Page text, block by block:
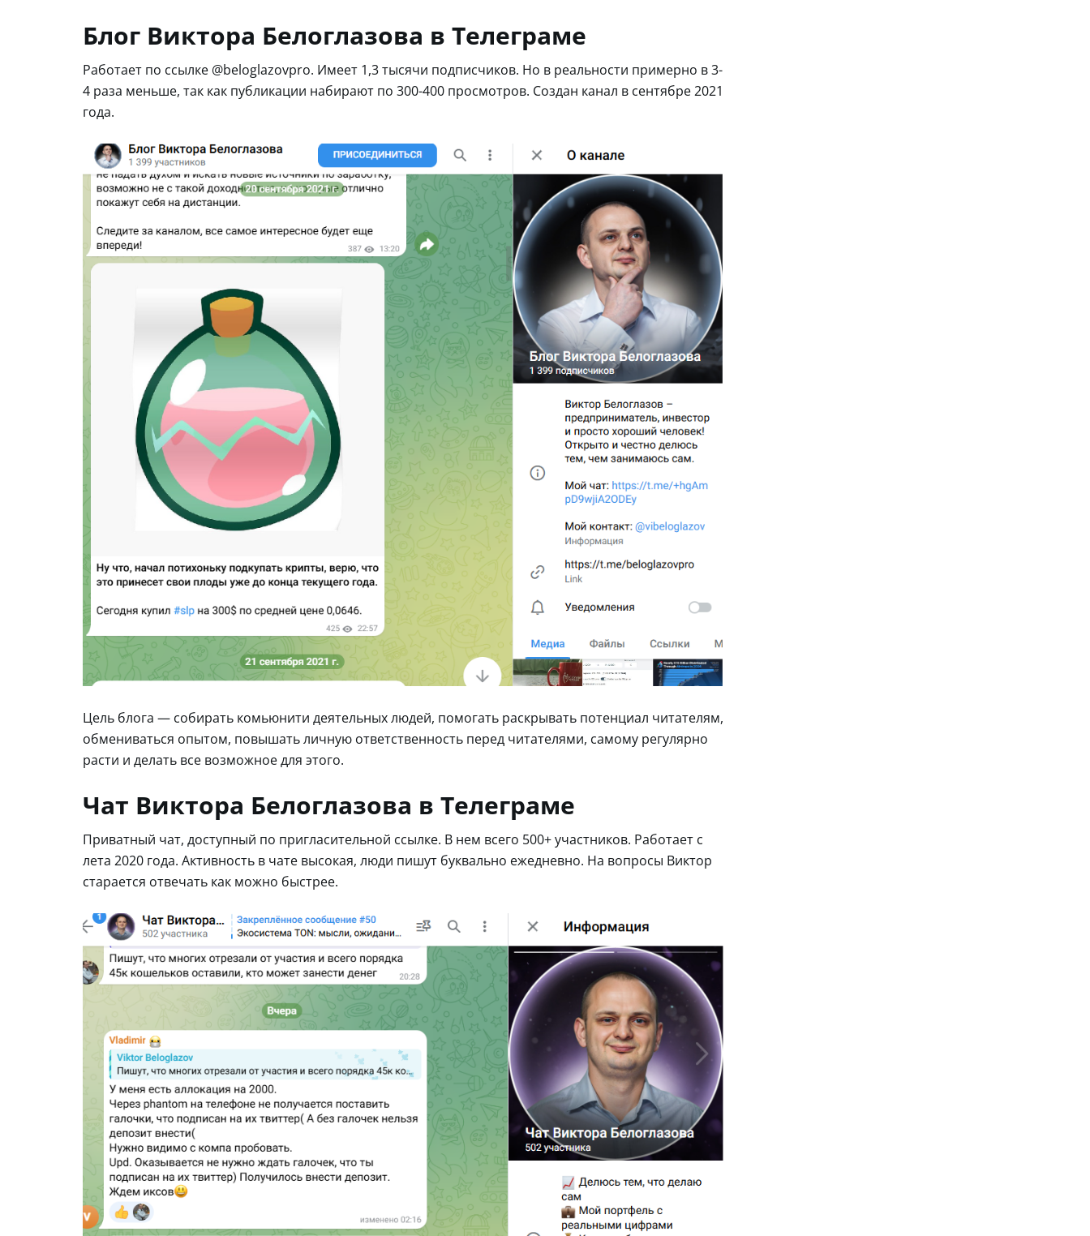
Блог Виктора Белоглазова в Телеграме
Работает по ссылке @beloglazovpro. Имеет 1,3 тысячи подписчиков. Но в реальности примерно в 3-
4 раза меньше, так как публикации набирают по 300-400 просмотров. Создан канал в сентябре 2021
года.
Цель блога — собирать комьюнити деятельных людей, помогать раскрывать потенциал читателям,
обмениваться опытом, повышать личную ответственность перед читателями, самому регулярно
расти и делать все возможное для этого.
Чат Виктора Белоглазова в Телеграме
Приватный чат, доступный по пригласительной ссылке. В нем всего 500+ участников. Работает с
лета 2020 года. Активность в чате высокая, люди пишут буквально ежедневно. На вопросы Виктор
старается отвечать как можно быстрее.